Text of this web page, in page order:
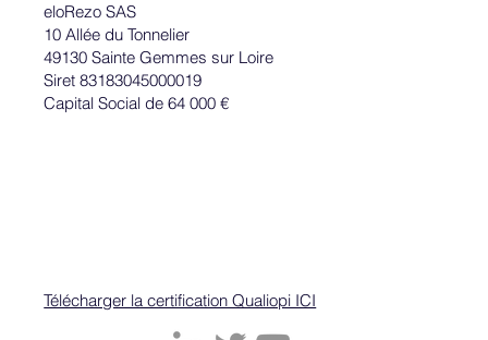
Débutez votre stratégie de contenu ✍️, pour
captiver vos cibles
eloRezo SAS
10 Allée du Tonnelier
49130 Sainte Gemmes sur Loire
Siret 83183045000019
Capital Social de 64 000 €
Télécharger la certification Qualiopi ICI